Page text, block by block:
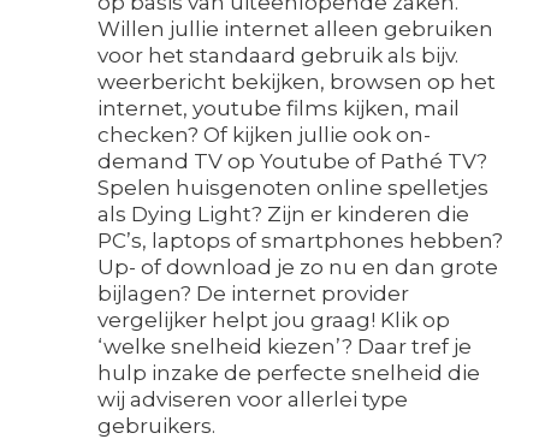
Willen jullie internet alleen gebruiken
voor het standaard gebruik als bijv.
weerbericht bekijken, browsen op het
internet, youtube films kijken, mail
checken? Of kijken jullie ook on-
demand TV op Youtube of Pathé TV?
Spelen huisgenoten online spelletjes
als Dying Light? Zijn er kinderen die
PC’s, laptops of smartphones hebben?
Up- of download je zo nu en dan grote
bijlagen? De internet provider
vergelijker helpt jou graag! Klik op
‘welke snelheid kiezen’? Daar tref je
hulp inzake de perfecte snelheid die
wij adviseren voor allerlei type
gebruikers.